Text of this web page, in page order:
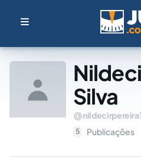
Silva
5 Publicações